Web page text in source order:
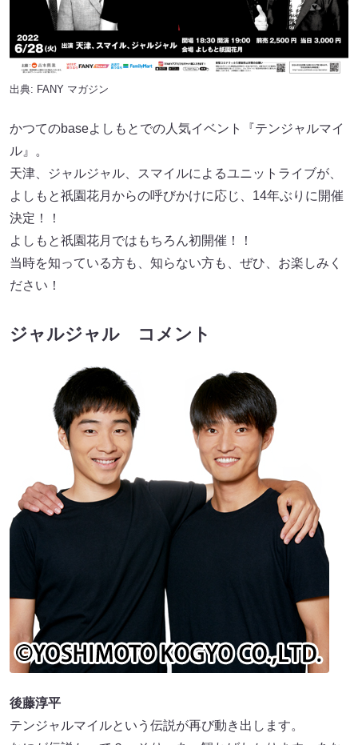
出典: FANY マガジン
かつてのbaseよしもとでの人気イベント『テンジャルマイ
ル』。
天津、ジャルジャル、スマイルによるユニットライブが、
よしもと祇園花月からの呼びかけに応じ、14年ぶりに開催
決定！！
よしもと祇園花月ではもちろん初開催！！
当時を知っている方も、知らない方も、ぜひ、お楽しみく
ださい！
ジャルジャル コメント
後藤淳平
テンジャルマイルという伝説が再び動き出します。